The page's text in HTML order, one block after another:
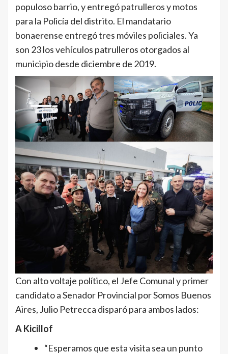
populoso barrio, y entregó patrulleros y motos
para la Policía del distrito. El mandatario
bonaerense entregó tres móviles policiales. Ya
son 23 los vehículos patrulleros otorgados al
municipio desde diciembre de 2019.
Con alto voltaje político, el Jefe Comunal y primer
candidato a Senador Provincial por Somos Buenos
Aires, Julio Petrecca disparó para ambos lados:
A Kicillof
“Esperamos que esta visita sea un punto